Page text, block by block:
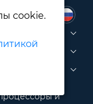
и
cookie.